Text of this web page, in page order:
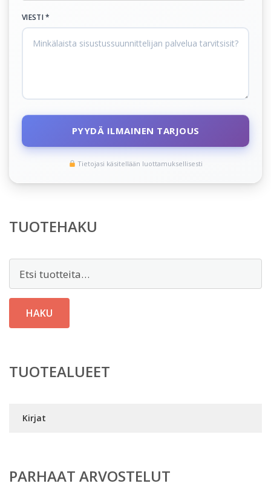
VIESTI *
PYYDÄ ILMAINEN TARJOUS
Tietojasi käsitellään luottamuksellisesti
TUOTEHAKU
HAKU
TUOTEALUEET
Kirjat
PARHAAT ARVOSTELUT